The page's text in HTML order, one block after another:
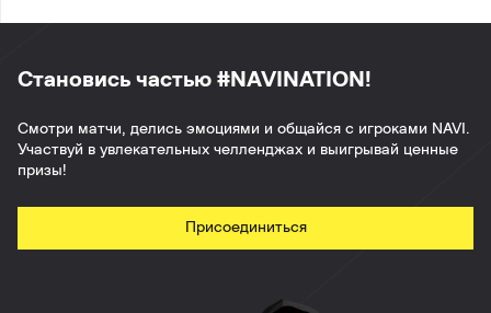
Становись частью #NAVINATION!
Смотри матчи, делись эмоциями и общайся с игроками NAVI.
Участвуй в увлекательных челленджах и выигрывай ценные
призы!
Присоединиться